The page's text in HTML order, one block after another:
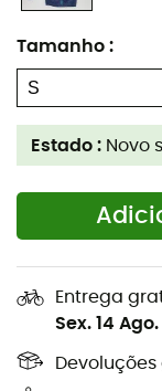
Tamanho :
Estado : Novo
Entrega
Sex. 14 Ago.